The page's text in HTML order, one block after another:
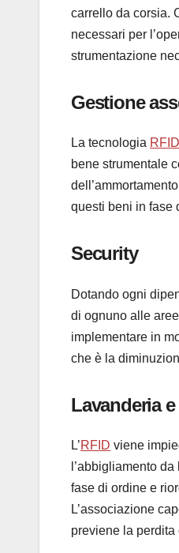
carrello da corsia.
necessari per
strumentazione
Gestione
La tecnologia RFID
bene strumentale
questi beni in fase
Security
Dotando ogni
di ognuno alle
implementare in
che è la
Lavanderia
L’RFID viene
l’abbigliamento
fase di ordine e
L’associazione
previene la